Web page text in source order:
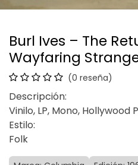
Burl Ives – The
Wayfaring
(0 reseña)
Descripción:
Vinilo, LP, Mono, Hollywood
Estilo:
Folk